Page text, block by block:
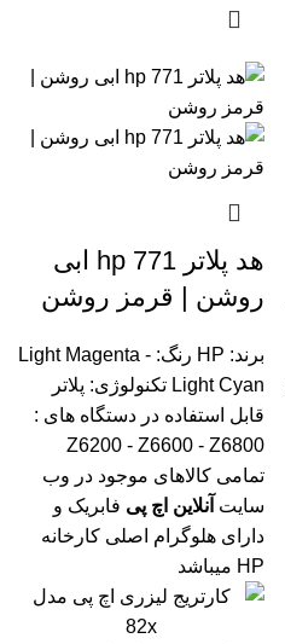
هد پلاتر 771 hp ابی
روشن | قرمز روشن
برند: HP
رنگ: Light Magenta -
Light Cyan تکنولوژی: پلاتر
قابل استفاده در دستگاه های :
Z6200 - Z6600 - Z6800
تمامی کالاهای موجود در وب
سایت آنلاین اچ پی فابریک و
دارای هلوگرام اصلی کارخانه
HP میباشد